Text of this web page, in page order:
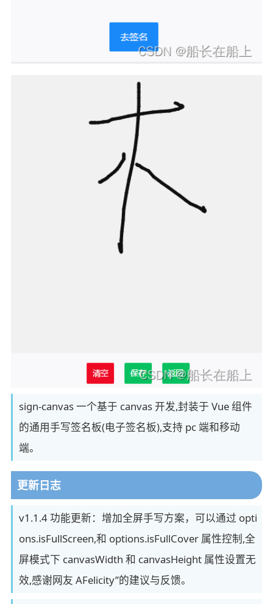
sign-canvas 一个基于 canvas 开发,封装于 Vue 组件
的通用手写签名板(电子签名板),支持 pc 端和移动
端。
更新日志
v1.1.4 功能更新：增加全屏手写方案，可以通过 opti
ons.isFullScreen,和 options.isFullCover 属性控制,全
屏模式下 canvasWidth 和 canvasHeight 属性设置无
效,感谢网友 AFelicity”的建议与反馈。